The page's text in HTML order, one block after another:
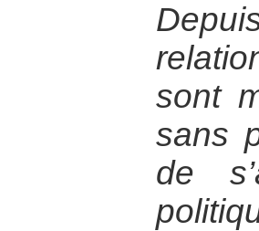
sont
sans
de